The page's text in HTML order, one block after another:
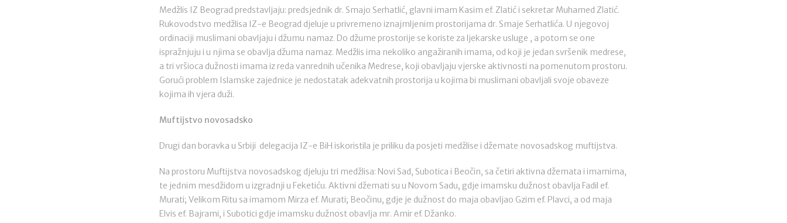
Medžlis IZ Beograd predstavljaju: predsjednik dr. Smajo Serhatlić, glavni imam Kasim ef. Zlatić i sekretar Muhamed Zlatić.
Rukovodstvo medžlisa IZ-e Beograd djeluje u privremeno iznajmljenim prostorijama dr. Smaje Serhatlića. U njegovoj
ordinaciji muslimani obavljaju i džumu namaz. Do džume prostorije se koriste za ljekarske usluge , a potom se one
ispražnjuju i u njima se obavlja džuma namaz. Medžlis ima nekoliko angažiranih imama, od koji je jedan svršenik medrese,
a tri vršioca dužnosti imama iz reda vanrednih učenika Medrese, koji obavljaju vjerske aktivnosti na pomenutom prostoru.
Gorući problem Islamske zajednice je nedostatak adekvatnih prostorija u kojima bi muslimani obavljali svoje obaveze
kojima ih vjera duži.
Muftijstvo novosadsko
Drugi dan boravka u Srbiji delegacija IZ-e BiH iskoristila je priliku da posjeti medžlise i džemate novosadskog muftijstva.
Na prostoru Muftijstva novosadskog djeluju tri medžlisa: Novi Sad, Subotica i Beočin, sa četiri aktivna džemata i imamima,
te jednim mesdžidom u izgradnji u Feketiću. Aktivni džemati su u Novom Sadu, gdje imamsku dužnost obavlja Fadil ef.
Murati; Velikom Ritu sa imamom Mirza ef. Murati; Beočinu, gdje je dužnost do maja obavljao Gzim ef. Plavci, a od maja
Elvis ef. Bajrami, i Subotici gdje imamsku dužnost obavlja mr. Amir ef. Džanko.